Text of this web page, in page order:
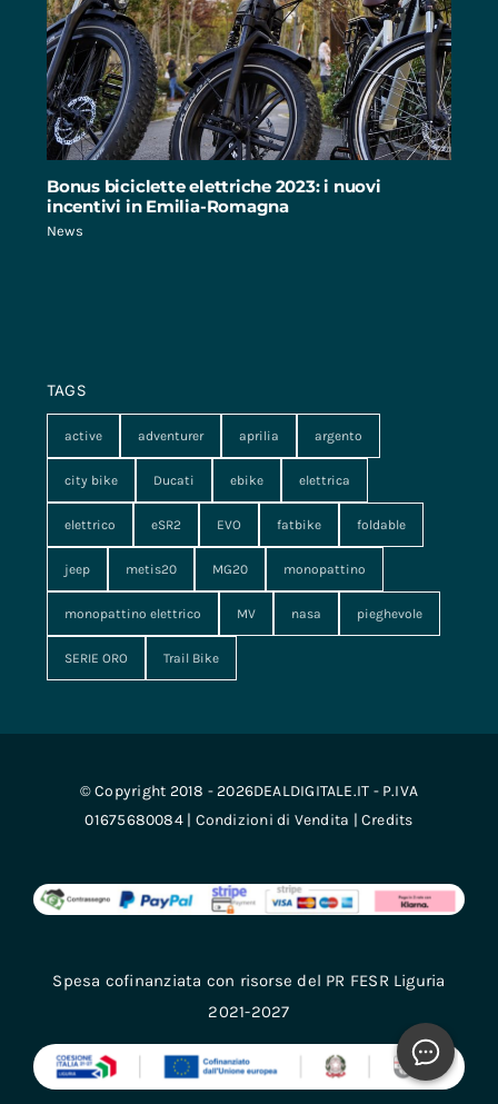
Bonus biciclette elettriche 2023: i nuovi
incentivi in Emilia-Romagna
News
TAGS
active adventurer aprilia argento
city bike Ducati ebike elettrica
elettrico eSR2 EVO fatbike foldable
jeep metis20 MG20 monopattino
monopattino elettrico MV nasa pieghevole
SERIE ORO Trail Bike
© Copyright 2018 - 2026DEALDIGITALE.IT - P.IVA
01675680084 | Condizioni di Vendita | Credits
Spesa cofinanziata con risorse del PR FESR Liguria
2021-2027